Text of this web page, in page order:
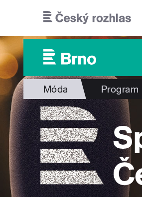
Móda Program